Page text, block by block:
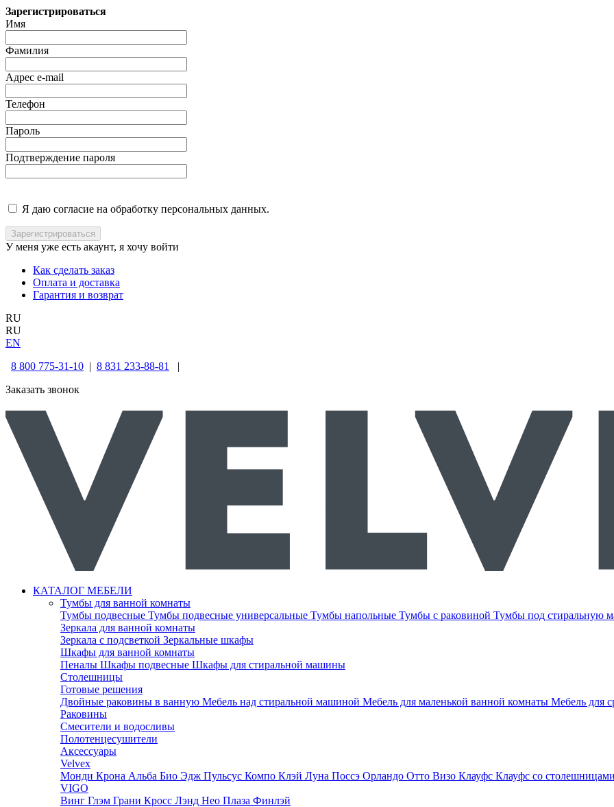
Зарегистрироваться
Имя
Фамилия
Адрес e-mail
Телефон
Пароль
Подтверждение пароля
Я даю согласие на обработку персональных данных.
У меня уже есть акаунт, я хочу войти
Как сделать заказ
Оплата и доставка
Гарантия и возврат
RU
RU
EN
8 800 775-31-10 | 8 831 233-88-81
|
Заказать звонок
КАТАЛОГ МЕБЕЛИ
Тумбы для ванной комнаты
Тумбы подвесные Тумбы подвесные универсальные Тумбы напольные Тумбы с раковиной Тумбы под стиральную
Зеркала для ванной комнаты
Зеркала с подсветкой Зеркальные шкафы
Шкафы для ванной комнаты
Пеналы Шкафы подвесные Шкафы для стиральной машины
Столешницы
Готовые решения
Двойные раковины в ванную Мебель над стиральной машиной Мебель для маленькой ванной комнаты Мебель для
Раковины
Смесители и водосливы
Полотенцесушители
Аксессуары
Velvex
Монди Крона Альба Био Эдж Пульсус Компо Клэй Луна Поссэ Орландо Отто Визо Клауфс Клауфс со столешницами
VIGO
Винг Глэм Грани Кросс Лэнд Нео Плаза Финлэй